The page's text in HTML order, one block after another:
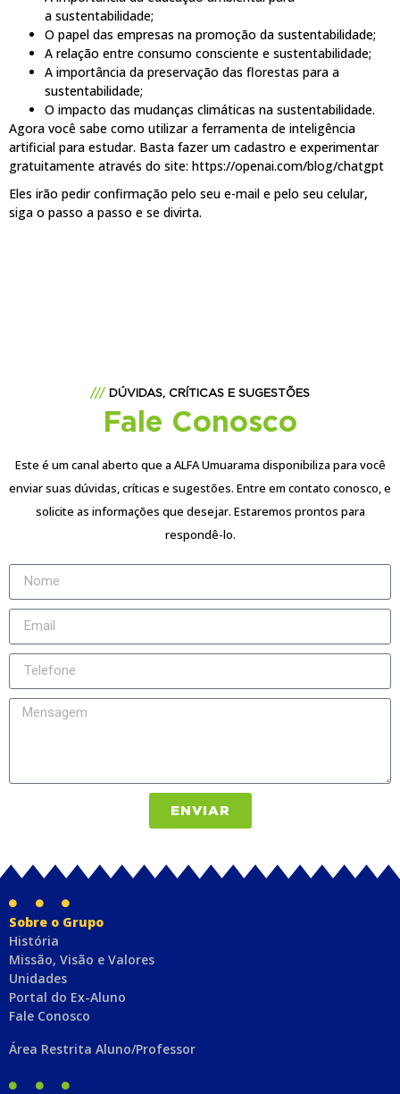
a sustentabilidade;
O papel das empresas na promoção da sustentabilidade;
A relação entre consumo consciente e sustentabilidade;
A importância da preservação das florestas para a
sustentabilidade;
O impacto das mudanças climáticas na sustentabilidade.
Agora você sabe como utilizar a ferramenta de inteligência
artificial para estudar. Basta fazer um cadastro e experimentar
gratuitamente através do site: https://openai.com/blog/chatgpt
Eles irão pedir confirmação pelo seu e-mail e pelo seu celular,
siga o passo a passo e se divirta.
///DÚVIDAS, CRÍTICAS E SUGESTÕES
Fale Conosco
Este é um canal aberto que a ALFA Umuarama disponibiliza para você
enviar suas dúvidas, críticas e sugestões. Entre em contato conosco, e
solicite as informações que desejar. Estaremos prontos para
respondê-lo.
ENVIAR
Sobre o Grupo
História
Missão, Visão e Valores
Unidades
Portal do Ex-Aluno
Fale Conosco
Área Restrita Aluno/Professor